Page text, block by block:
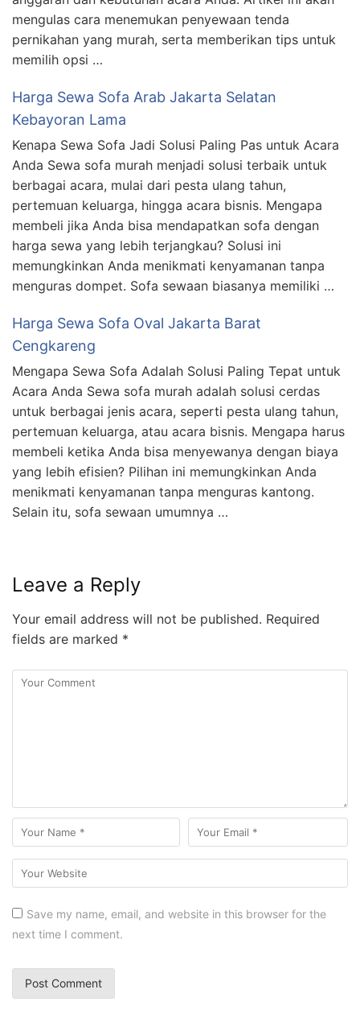
mengulas cara menemukan penyewaan tenda
pernikahan yang murah, serta memberikan tips untuk
memilih opsi …
Harga Sewa Sofa Arab Jakarta Selatan
Kebayoran Lama
Kenapa Sewa Sofa Jadi Solusi Paling Pas untuk Acara
Anda Sewa sofa murah menjadi solusi terbaik untuk
berbagai acara, mulai dari pesta ulang tahun,
pertemuan keluarga, hingga acara bisnis. Mengapa
membeli jika Anda bisa mendapatkan sofa dengan
harga sewa yang lebih terjangkau? Solusi ini
memungkinkan Anda menikmati kenyamanan tanpa
menguras dompet. Sofa sewaan biasanya memiliki …
Harga Sewa Sofa Oval Jakarta Barat
Cengkareng
Mengapa Sewa Sofa Adalah Solusi Paling Tepat untuk
Acara Anda Sewa sofa murah adalah solusi cerdas
untuk berbagai jenis acara, seperti pesta ulang tahun,
pertemuan keluarga, atau acara bisnis. Mengapa harus
membeli ketika Anda bisa menyewanya dengan biaya
yang lebih efisien? Pilihan ini memungkinkan Anda
menikmati kenyamanan tanpa menguras kantong.
Selain itu, sofa sewaan umumnya …
Leave a Reply
Your email address will not be published. Required
fields are marked *
Save my name, email, and website in this browser for the
next time I comment.